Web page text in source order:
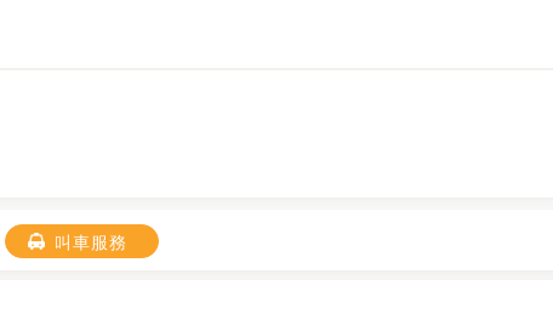
叫車服務